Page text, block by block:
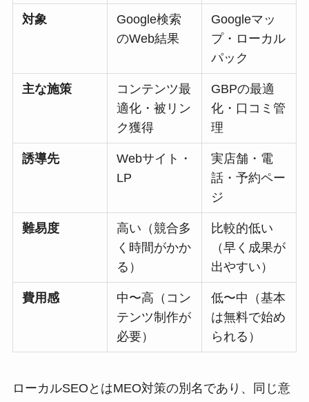
対象
Google検索
のWeb結果
Googleマッ
プ・ローカル
パック
主な施策
コンテンツ最
適化・被リン
ク獲得
GBPの最適
化・口コミ管
理
誘導先
Webサイト・
LP
実店舗・電
話・予約ペー
ジ
難易度
高い（競合多
く時間がかか
る）
比較的低い
（早く成果が
出やすい）
費用感
中〜高（コン
テンツ制作が
必要）
低〜中（基本
は無料で始め
られる）
ローカルSEOとはMEO対策の別名であり、同じ意